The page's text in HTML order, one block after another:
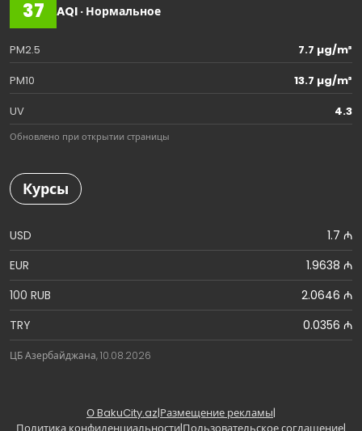
37 AQI · Нормальное
PM2.5
7.7 µg/m³
PM10
13.7 µg/m³
UV
4.3
Обновлено при открытии страницы
Курсы
USD
1.7 ₼
EUR
1.9638 ₼
100 RUB
2.0646 ₼
TRY
0.0356 ₼
ЦБ Азербайджана, 10.08.2026
О BakuCity.az|Размещение рекламы|